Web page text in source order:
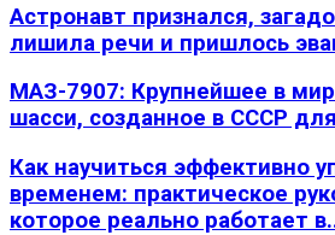
Астронавт признался,
лишила речи и пришлось
МАЗ-7907: Крупнейшее в
шасси, созданное в СССР
Как научиться эффективно
временем: практическое
которое реально работает